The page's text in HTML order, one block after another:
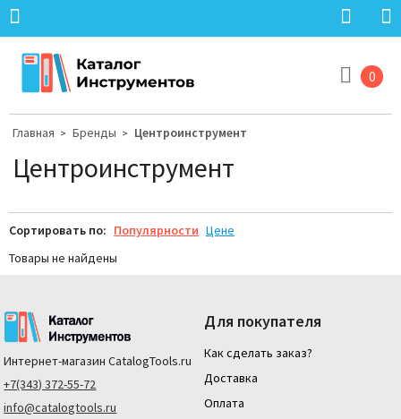
0
Главная > Бренды > Центроинструмент
Центроинструмент
Сортировать по: Популярности Цене
Товары не найдены
Интернет-магазин CatalogTools.ru
+7(343) 372-55-72
info@catalogtools.ru
Для покупателя
Как сделать заказ?
Доставка
Оплата